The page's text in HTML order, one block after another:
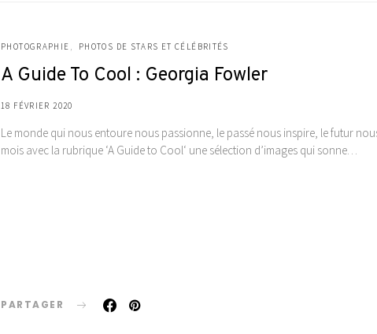
PHOTOGRAPHIE PHOTOS DE STARS ET CÉLÉBRITÉS
A Guide To Cool : Georgia Fowler
18 FÉVRIER 2020
Le monde qui nous entoure nous passionne, le passé nous inspire, le futur
mois avec la rubrique ‘A Guide to Cool‘ une sélection d’images qui sonne…
PARTAGER